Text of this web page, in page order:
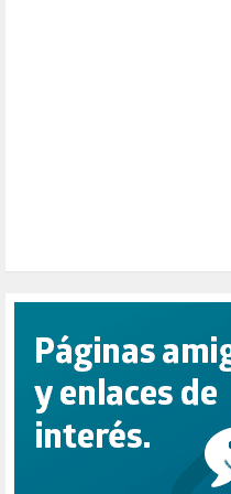
PUERTO DE VALENCIA (1)
RACISMO (1)
RELIGIÓN (114)
REPUBLICA (1)
SALUD (108)
SENSIBILIZACIÓN (576)
SINDICATOS (12)